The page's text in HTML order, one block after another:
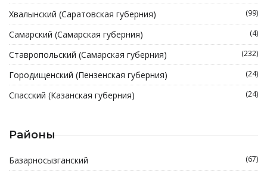
Хвалынский (Саратовская губерния) (99)
Самарский (Самарская губерния) (4)
Ставропольский (Самарская губерния) (232)
Городищенский (Пензенская губерния) (24)
Спасский (Казанская губерния) (24)
Районы
Базарносызганский (67)